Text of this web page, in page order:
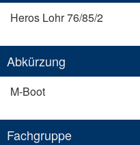
Heros Lohr 76/85/2
Abkürzung
M-Boot
Fachgruppe